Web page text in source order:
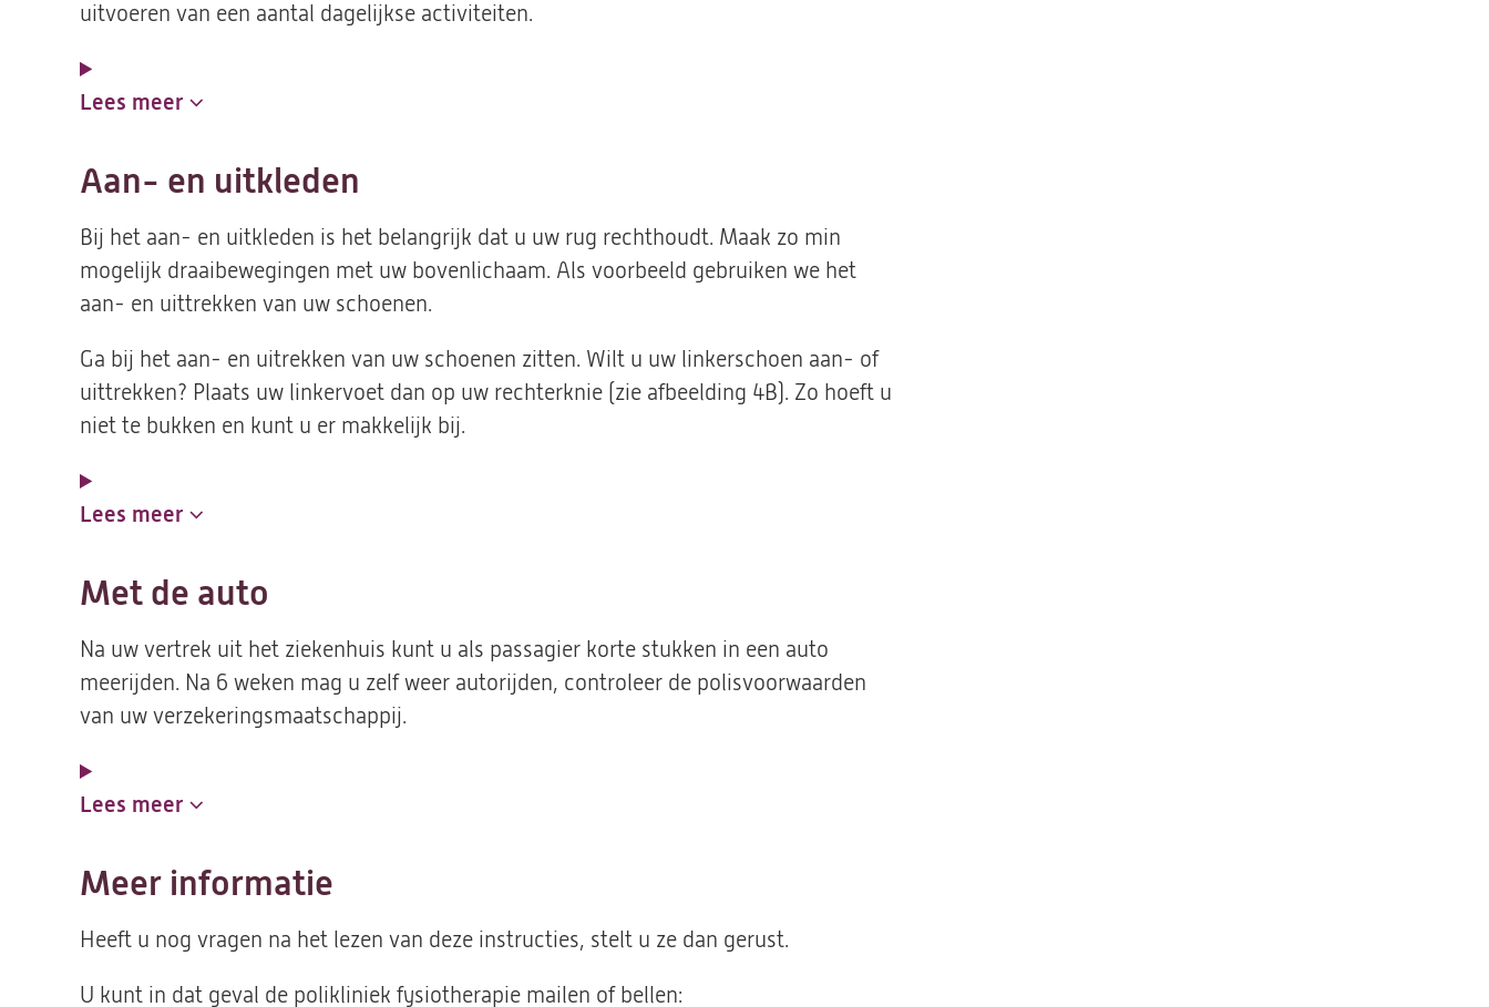
uitvoeren van een aantal dagelijkse activiteiten.
Lees meer
Aan- en uitkleden
Bij het aan- en uitkleden is het belangrijk dat u uw rug rechthoudt. Maak zo min
mogelijk draaibewegingen met uw bovenlichaam. Als voorbeeld gebruiken we het
aan- en uittrekken van uw schoenen.
Ga bij het aan- en uitrekken van uw schoenen zitten. Wilt u uw linkerschoen aan- of
uittrekken? Plaats uw linkervoet dan op uw rechterknie (zie afbeelding 4B). Zo hoeft u
niet te bukken en kunt u er makkelijk bij.
Lees meer
Met de auto
Na uw vertrek uit het ziekenhuis kunt u als passagier korte stukken in een auto
meerijden. Na 6 weken mag u zelf weer autorijden, controleer de polisvoorwaarden
van uw verzekeringsmaatschappij.
Lees meer
Meer informatie
Heeft u nog vragen na het lezen van deze instructies, stelt u ze dan gerust.
U kunt in dat geval de polikliniek fysiotherapie mailen of bellen: